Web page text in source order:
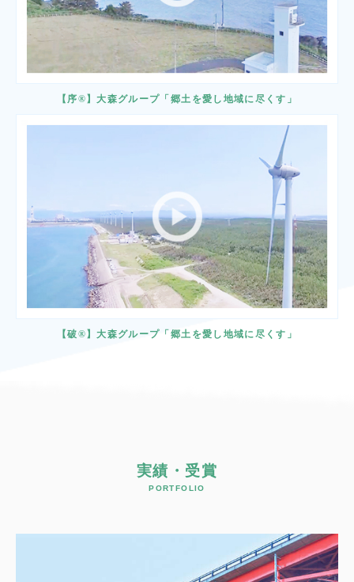
【序®】大森グループ「郷土を愛し地域に尽くす」
【破®】大森グループ「郷土を愛し地域に尽くす」
実績・受賞
PORTFOLIO